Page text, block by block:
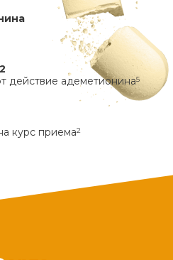
действие адеметионина5
курс приема2